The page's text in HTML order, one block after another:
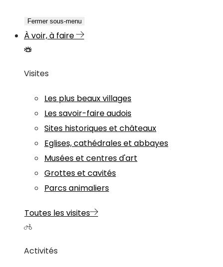
Fermer sous-menu
À voir, à faire
Visites
Les plus beaux villages
Les savoir-faire audois
Sites historiques et châteaux
Eglises, cathédrales et abbayes
Musées et centres d'art
Grottes et cavités
Parcs animaliers
Toutes les visites
Activités